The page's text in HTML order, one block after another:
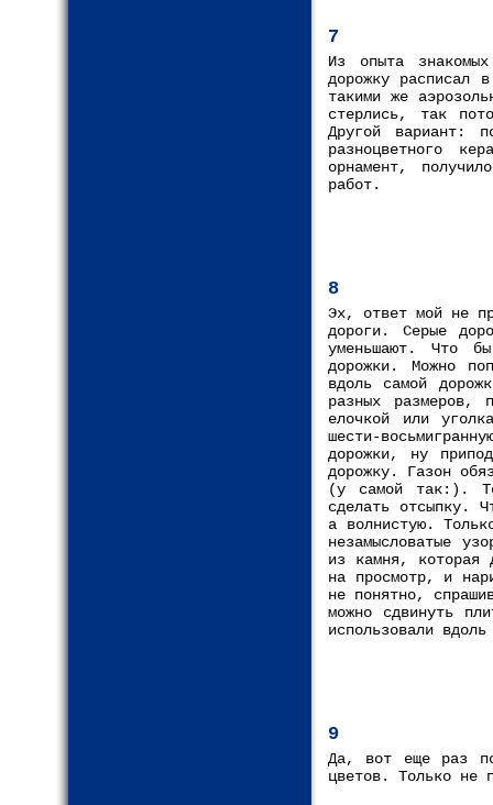
7
Из опыта
дорожку расписал
такими же
стерлись, так
Другой вариант:
разноцветного
орнамент,
работ.
8
Эх, ответ мой не
дороги. Серые
уменьшают. Что
дорожки. Можно
вдоль самой
разных размеров,
елочкой или
шести-
дорожки, ну
дорожку. Газон
(у самой так:).
сделать отсыпку.
а волнистую.
незамысловатые
из камня, которая
на просмотр, и
не понятно,
можно сдвинуть
использовали
9
Да, вот еще раз
цветов. Только не